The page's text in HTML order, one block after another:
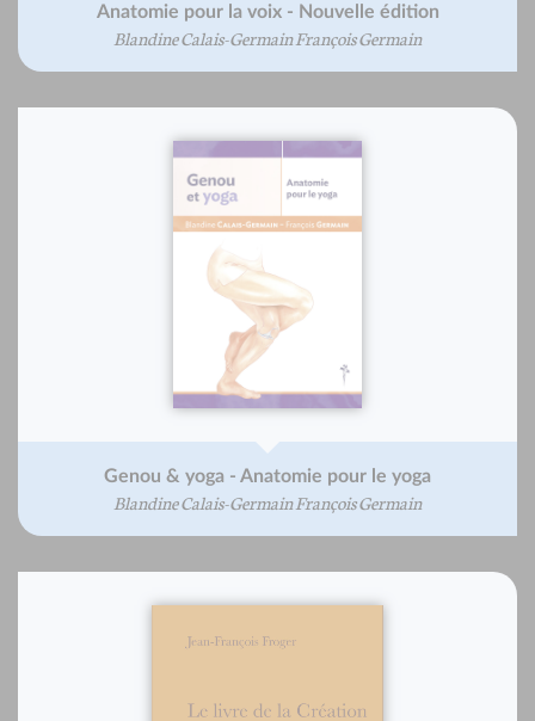
Anatomie pour la voix - Nouvelle édition
Blandine Calais-Germain François Germain
Genou & yoga - Anatomie pour le yoga
Blandine Calais-Germain François Germain